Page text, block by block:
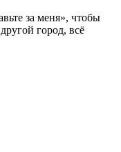
за меня», чтобы
город, всё